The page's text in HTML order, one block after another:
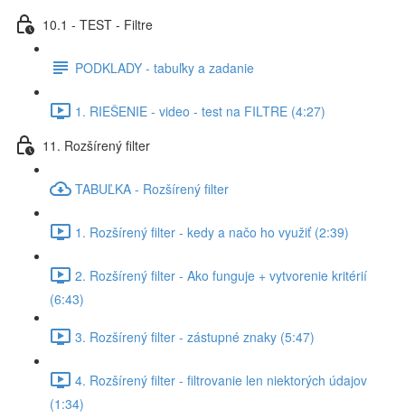
10.1 - TEST - Filtre
PODKLADY - tabuľky a zadanie
1. RIEŠENIE - video - test na FILTRE (4:27)
11. Rozšírený filter
TABUĽKA - Rozšírený filter
1. Rozšírený filter - kedy a načo ho využiť (2:39)
2. Rozšírený filter - Ako funguje + vytvorenie kritérií
(6:43)
3. Rozšírený filter - zástupné znaky (5:47)
4. Rozšírený filter - filtrovanie len niektorých údajov
(1:34)